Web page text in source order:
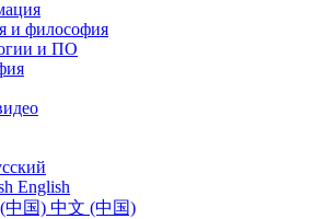
и философия
и ПО
English
中文 (中国)